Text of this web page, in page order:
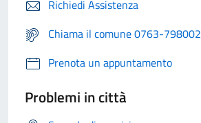
Richiedi Assistenza
Chiama il comune 0763-798002
Prenota un appuntamento
Problemi in città